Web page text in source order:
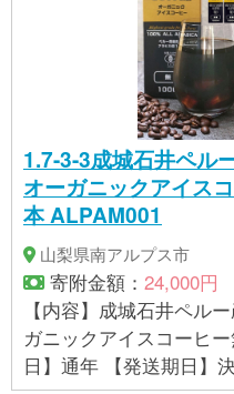
1.7-3-3成城石井ペル
オーガニックアイス
本 ALPAM001
山梨県南アルプス市
寄附金額： 24,000円
【内容】成城石井ペル
ガニックアイスコーヒ
日】通年 【発送期日】